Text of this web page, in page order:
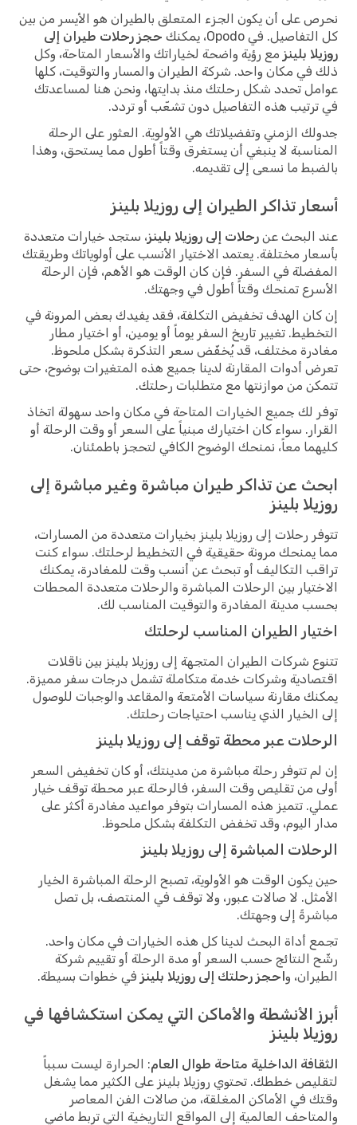
نحرص على أن يكون الجزء المتعلق بالطيران هو الأيسر من بين
كل التفاصيل. في Opodo، يمكنك
حجز رحلات طيران إلى
روزيلا بلينز مع رؤية واضحة لخياراتك والأسعار المتاحة، وكل
ذلك في مكان واحد. شركة الطيران والمسار والتوقيت، كلها
عوامل تحدد شكل رحلتك منذ بدايتها، ونحن هنا لمساعدتك
في ترتيب هذه التفاصيل دون تشعّب أو تردد.
جدولك الزمني وتفضيلاتك هي الأولوية. العثور على الرحلة
المناسبة لا ينبغي أن يستغرق وقتاً أطول مما يستحق، وهذا
بالضبط ما نسعى إلى تقديمه.
أسعار تذاكر الطيران إلى روزيلا بلينز
عند البحث عن رحلات إلى روزيلا بلينز، ستجد خيارات متعددة
بأسعار مختلفة. يعتمد الاختيار الأنسب على أولوياتك وطريقتك
المفضلة في السفر. فإن كان الوقت هو الأهم، فإن الرحلة
الأسرع تمنحك وقتاً أطول في وجهتك.
إن كان الهدف تخفيض التكلفة، فقد يفيدك بعض المرونة في
التخطيط. تغيير تاريخ السفر يوماً أو يومين، أو اختيار مطار
مغادرة مختلف، قد يُخفّض سعر التذكرة بشكل ملحوظ.
تعرض أدوات المقارنة لدينا جميع هذه المتغيرات بوضوح، حتى
تتمكن من موازنتها مع متطلبات رحلتك.
توفر لك جميع الخيارات المتاحة في مكان واحد سهولة اتخاذ
القرار. سواء كان اختيارك مبنياً على السعر أو وقت الرحلة أو
كليهما معاً، نمنحك الوضوح الكافي لتحجز باطمئنان.
ابحث عن تذاكر طيران مباشرة وغير مباشرة إلى
روزيلا بلينز
تتوفر رحلات إلى روزيلا بلينز بخيارات متعددة من المسارات،
مما يمنحك مرونة حقيقية في التخطيط لرحلتك. سواء كنت
تراقب التكاليف أو تبحث عن أنسب وقت للمغادرة، يمكنك
الاختيار بين الرحلات المباشرة والرحلات متعددة المحطات
بحسب مدينة المغادرة والتوقيت المناسب لك.
اختيار الطيران المناسب لرحلتك
تتنوع شركات الطيران المتجهة إلى روزيلا بلينز بين ناقلات
اقتصادية وشركات خدمة متكاملة تشمل درجات سفر مميزة.
يمكنك مقارنة سياسات الأمتعة والمقاعد والوجبات للوصول
إلى الخيار الذي يناسب احتياجات رحلتك.
الرحلات عبر محطة توقف إلى روزيلا بلينز
إن لم تتوفر رحلة مباشرة من مدينتك، أو كان تخفيض السعر
أولى من تقليص وقت السفر، فالرحلة عبر محطة توقف خيار
عملي. تتميز هذه المسارات بتوفر مواعيد مغادرة أكثر على
مدار اليوم، وقد تخفض التكلفة بشكل ملحوظ.
الرحلات المباشرة إلى روزيلا بلينز
حين يكون الوقت هو الأولوية، تصبح الرحلة المباشرة الخيار
الأمثل. لا صالات عبور، ولا توقف في المنتصف، بل تصل
مباشرةً إلى وجهتك.
تجمع أداة البحث لدينا كل هذه الخيارات في مكان واحد.
رشّح النتائج حسب السعر أو مدة الرحلة أو تقييم شركة
الطيران، واحجز رحلتك إلى روزيلا بلينز في خطوات بسيطة.
أبرز الأنشطة والأماكن التي يمكن استكشافها في
روزيلا بلينز
الثقافة الداخلية متاحة طوال العام: الحرارة ليست سبباً
لتقليص خططك. تحتوي روزيلا بلينز على الكثير مما يشغل
وقتك في الأماكن المغلقة، من صالات الفن المعاصر
والمتاحف العالمية إلى المواقع التاريخية التي تربط ماضي